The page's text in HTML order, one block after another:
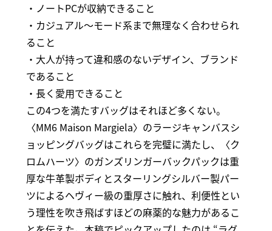
・ノートPCが収納できること
・カジュアル～モード系まで無理なく合わせられ
ること
・大人が持って違和感のないデザイン、ブランド
であること
・長く愛用できること
この4つを満たすバッグはそれほど多くない。
〈MM6 Maison Margiela〉のラージキャンバスシ
ョッピングバッグはこれらを完璧に満たし、〈ク
ロムハーツ〉のガンズリンガーバックパックは重
厚な牛革製ボディとスターリングシルバー製パー
ツによるヘヴィー級の重厚さに触れ、利便性とい
う理性を吹き飛ばすほどの麻薬的な魅力があるこ